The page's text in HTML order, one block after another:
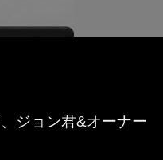
ジョン君&オーナー